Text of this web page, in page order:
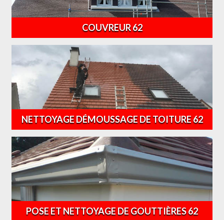
COUVREUR 62
NETTOYAGE DÉMOUSSAGE DE TOITURE 62
POSE ET NETTOYAGE DE GOUTTIÈRES 62